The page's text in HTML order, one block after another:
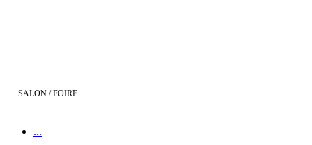
SALON / FOIRE
...